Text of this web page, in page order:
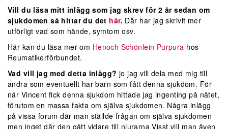
Vill du läsa mitt inlägg som jag skrev för 2 år sedan om
sjukdomen så hittar du det här. Där har jag skrivit mer
utförligt vad som hände, symtom osv.
Här kan du läsa mer om Henoch Schönlein Purpura hos
Reumatikerförbundet.
Vad vill jag med detta inlägg? jo jag vill dela med mig till
andra som eventuellt har barn som fått denna sjukdom. För
när Vincent fick denna sjukdom hittade jag ingenting på nätet,
förutom en massa fakta om själva sjukdomen. Några inlägg
på vissa forum där man ställde frågan om själva sjukdomen
men inget där den gått vidare till njurarna Visst vill man även